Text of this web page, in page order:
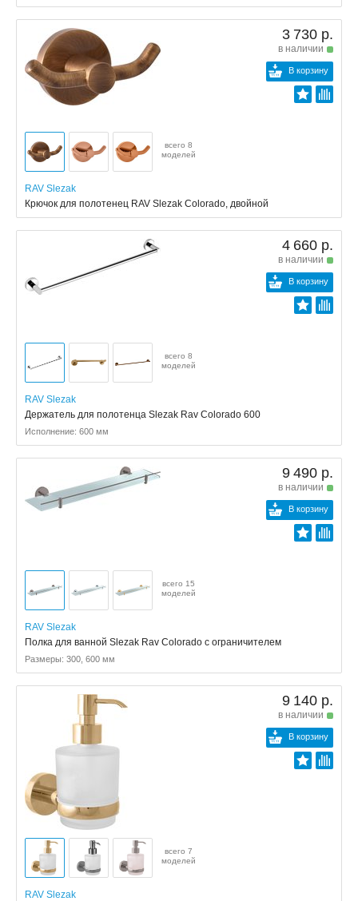
3 730 р.
в наличии
В корзину
всего 8
моделей
RAV Slezak
Крючок для полотенец RAV Slezak Colorado, двойной
4 660 р.
в наличии
В корзину
всего 8
моделей
RAV Slezak
Держатель для полотенца Slezak Rav Colorado 600
Исполнение: 600 мм
9 490 р.
в наличии
В корзину
всего 15
моделей
RAV Slezak
Полка для ванной Slezak Rav Colorado с ограничителем
Размеры: 300, 600 мм
9 140 р.
в наличии
В корзину
всего 7
моделей
RAV Slezak